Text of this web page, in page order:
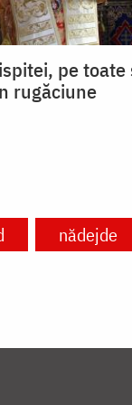
pe toate
rugăciune
nădejde